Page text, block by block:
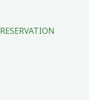
RESERVATION